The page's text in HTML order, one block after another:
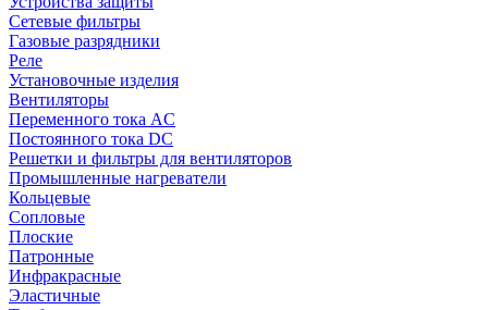
Сетевые фильтры
Газовые разрядники
Реле
Установочные изделия
Вентиляторы
Переменного тока AC
Постоянного тока DC
Решетки и фильтры для вентиляторов
Промышленные нагреватели
Кольцевые
Сопловые
Плоские
Патронные
Инфракрасные
Эластичные